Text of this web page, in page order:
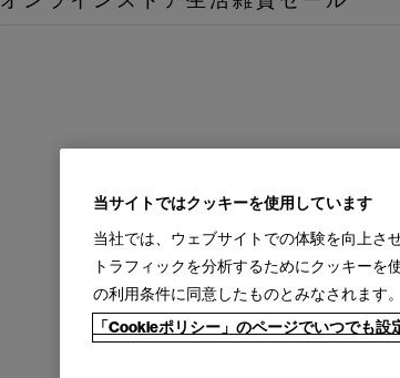
当サイトではクッキーを使用しています
当社では、ウェブサイトでの体験を向上さ
トラフィックを分析するためにクッキーを
の利用条件に同意したものとみなされます。
「Cookieポリシー」のページでいつでも